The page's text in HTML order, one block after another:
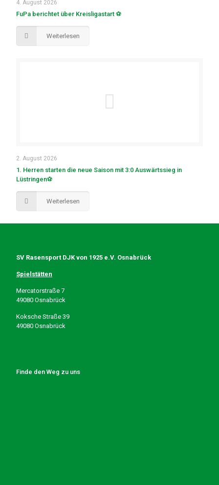
4. August 2026
FuPa berichtet über Kreisligastart ⚽
Weiterlesen
2. August 2026
1. Herren starten die neue Saison mit 3:0 Auswärtssieg in
Lüstringen⚽
Weiterlesen
SV Rasensport DJK von 1925 e.V. Osnabrück
Spielstätten
Mercatorstraße 7
49080 Osnabrück
Koksche Straße 39
49080 Osnabrück
Finde den Weg zu uns